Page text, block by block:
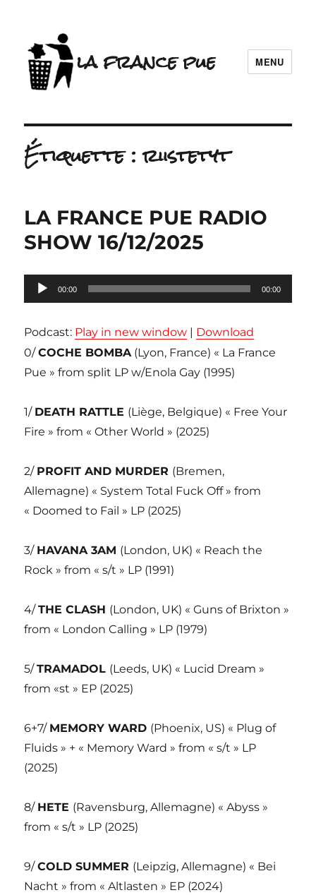
la france pue MENU
Étiquette :riistetyt
LA FRANCE PUE RADIO
SHOW 16/12/2025
Lecteur
audio
00:00 00:00
Podcast: Play in new window | Download
0/COCHE BOMBA(Lyon, France) « La France
Pue » from split LP w/Enola Gay (1995)
1/ DEATH RATTLE (Liège, Belgique) « Free Your
Fire » from « Other World » (2025)
2/ PROFIT AND MURDER (Bremen,
Allemagne) « System Total Fuck Off » from
« Doomed to Fail » LP (2025)
3/ HAVANA 3AM (London, UK) « Reach the
Rock » from « s/t » LP (1991)
4/THE CLASH (London, UK) « Guns of Brixton »
from « London Calling » LP (1979)
5/TRAMADOL (Leeds, UK) « Lucid Dream »
from «st » EP (2025)
6+7/ MEMORY WARD (Phoenix, US) « Plug of
Fluids » + « Memory Ward » from « s/t » LP
(2025)
8/ HETE (Ravensburg, Allemagne) « Abyss »
from « s/t » LP (2025)
9/COLD SUMMER (Leipzig, Allemagne) « Bei
Nacht » from « Altlasten » EP (2024)